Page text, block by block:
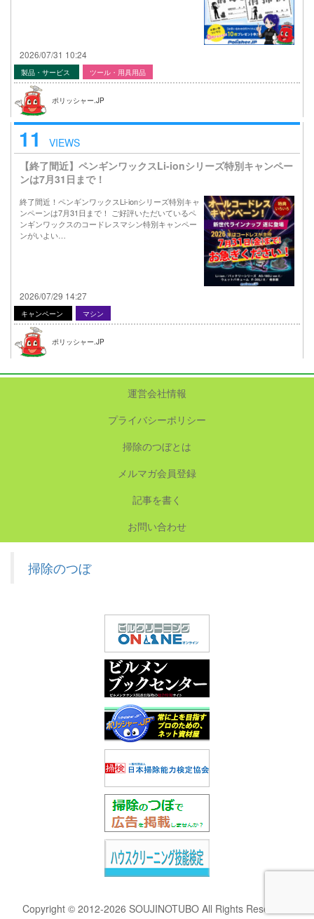
2026/07/31 10:24
製品・サービス ツール・用具用品
ポリッシャー.JP
11
VIEWS
【終了間近】ペンギンワックスLi-ionシリーズ特別キャンペー
ンは7月31日まで！
終了間近！ペンギンワックスLi-ionシリーズ特別キャ
ンペーンは7月31日まで！ ご好評いただいているペ
ンギンワックスのコードレスマシン特別キャンペー
ンがいよい…
2026/07/29 14:27
キャンペーン マシン
ポリッシャー.JP
運営会社情報
プライバシーポリシー
掃除のつぼとは
メルマガ会員登録
記事を書く
お問い合わせ
掃除のつぼ
Copyright © 2012-2026 SOUJINOTUBO All Rights Reserved.